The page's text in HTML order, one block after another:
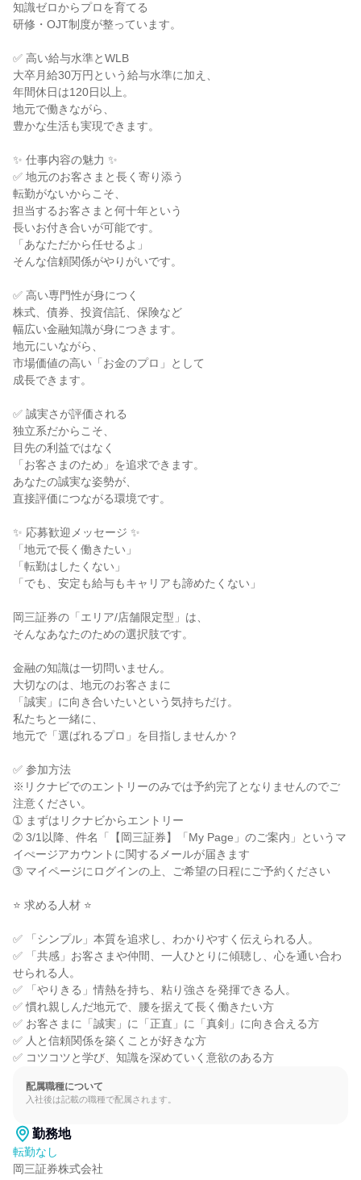
知識ゼロからプロを育てる
研修・OJT制度が整っています。
✅ 高い給与水準とWLB
大卒月給30万円という給与水準に加え、
年間休日は120日以上。
地元で働きながら、
豊かな生活も実現できます。
✨ 仕事内容の魅力 ✨
✅ 地元のお客さまと長く寄り添う
転勤がないからこそ、
担当するお客さまと何十年という
長いお付き合いが可能です。
「あなただから任せるよ」
そんな信頼関係がやりがいです。
✅ 高い専門性が身につく
株式、債券、投資信託、保険など
幅広い金融知識が身につきます。
地元にいながら、
市場価値の高い「お金のプロ」として
成長できます。
✅ 誠実さが評価される
独立系だからこそ、
目先の利益ではなく
「お客さまのため」を追求できます。
あなたの誠実な姿勢が、
直接評価につながる環境です。
✨ 応募歓迎メッセージ ✨
「地元で長く働きたい」
「転勤はしたくない」
「でも、安定も給与もキャリアも諦めたくない」
岡三証券の「エリア/店舗限定型」は、
そんなあなたのための選択肢です。
金融の知識は一切問いません。
大切なのは、地元のお客さまに
「誠実」に向き合いたいという気持ちだけ。
私たちと一緒に、
地元で「選ばれるプロ」を目指しませんか？
✅ 参加方法
※リクナビでのエントリーのみでは予約完了となりませんのでご
注意ください。
➀ まずはリクナビからエントリー
➁ 3/1以降、件名「【岡三証券】「My Page」のご案内」というマ
イぺージアカウントに関するメールが届きます
➂ マイページにログインの上、ご希望の日程にご予約ください
⭐ 求める人材 ⭐
✅ 「シンプル」本質を追求し、わかりやすく伝えられる人。
✅ 「共感」お客さまや仲間、一人ひとりに傾聴し、心を通い合わ
せられる人。
✅ 「やりきる」情熱を持ち、粘り強さを発揮できる人。
✅ 慣れ親しんだ地元で、腰を据えて長く働きたい方
✅ お客さまに「誠実」に「正直」に「真剣」に向き合える方
✅ 人と信頼関係を築くことが好きな方
✅ コツコツと学び、知識を深めていく意欲のある方
配属職種について
入社後は記載の職種で配属されます。
勤務地
転勤なし
岡三証券株式会社